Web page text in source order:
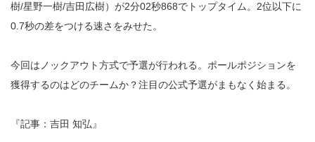
樹/星野一樹/吉田広樹）が2分02秒868でトップタイム。2位以下に
0.7秒の差をつける速さをみせた。
今回はノックアウト方式で予選が行われる。ポールポジションを
獲得するのはどのチームか？注目の公式予選がまもなく始まる。
『記事：吉田 知弘』